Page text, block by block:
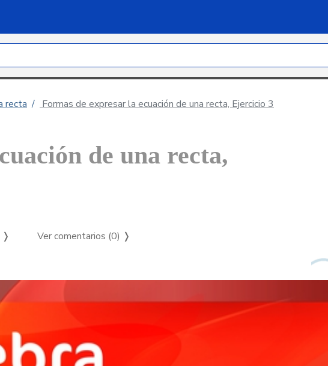
recta Formas de expresar la ecuación de una recta, Ejercicio 3
de una recta,
❭ Ver comentarios (0) ❭